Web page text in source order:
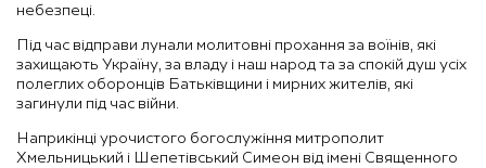
небезпеці.
Під час відправи лунали молитовні прохання за воїнів, які
захищають Україну, за владу і наш народ та за спокій душ усіх
полеглих оборонців Батьківщини і мирних жителів, які
загинули під час війни.
Наприкінці урочистого богослужіння митрополит
Хмельницький і Шепетівський Симеон від імені Священного